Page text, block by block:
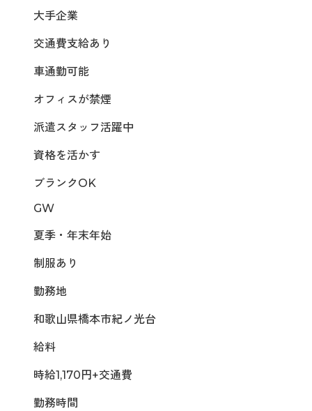
大手企業
交通費支給あり
車通勤可能
オフィスが禁煙
派遣スタッフ活躍中
資格を活かす
ブランクOK
GW
夏季・年末年始
制服あり
勤務地
和歌山県橋本市紀ノ光台
給料
時給1,170円+交通費
勤務時間